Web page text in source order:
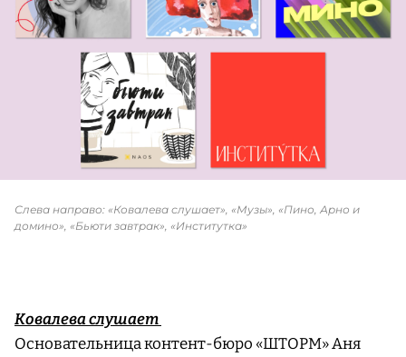
Слева направо: «Ковалева слушает», «Музы», «Пино, Арно и
домино», «Бьюти завтрак», «Институтка»
Ковалева слушает
Основательница контент-бюро «ШТОРМ» Аня